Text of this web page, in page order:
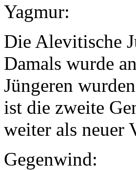
Yagmur:
Die Alevitische
Damals wurde
Jüngeren
ist die zweite
weiter als neuer
Gegenwind: